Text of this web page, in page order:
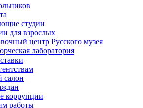
студии
для взрослых
центр Русского музея
лаборатория
салон
коррупции
работы